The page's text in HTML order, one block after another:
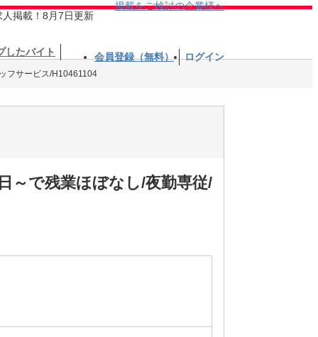
人掲載！8月7日更新
掲載をご検討の企業様へ
したバイト 会員登録（無料） ログイン
フサービス/H10461104
～で残業ほぼなし/夜勤専従/